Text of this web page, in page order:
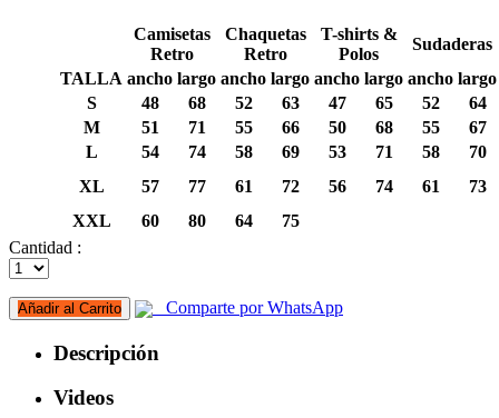
Camisetas
Retro
Chaquetas
Retro
T-shirts &
Polos
Sudaderas
TALLA ancho largo ancho largo ancho largo ancho largo
S
48 68 52 63 47 65 52
64
M
51 71 55 66 50 68 55
67
L
54 74 58 69 53 71 58
70
XL
57 77 61 72 56 74 61
73
XXL
60 80 64
75
Cantidad :
Añadir al Carrito Comparte por WhatsApp
Descripción
Videos